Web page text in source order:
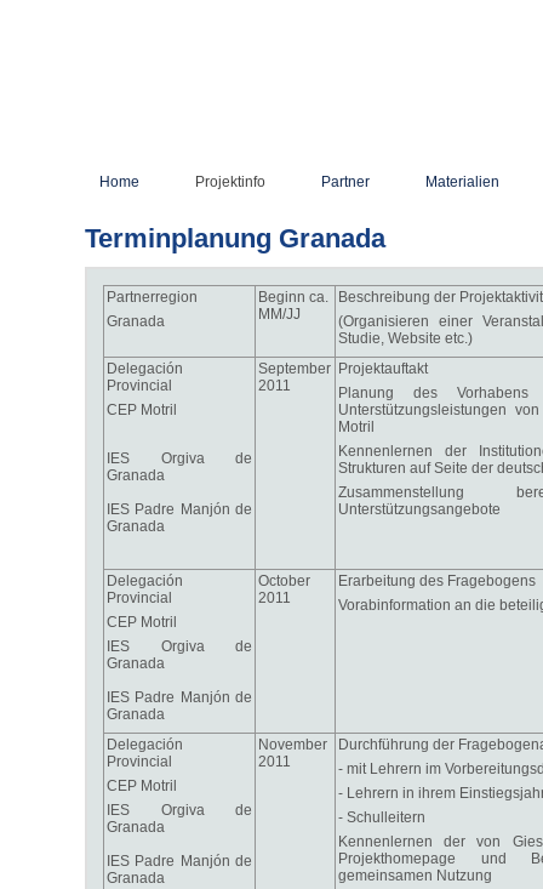
Home Projektinfo Partner Materialien
Terminplanung Granada
Partnerregion
Granada
Beginn ca.
MM/JJ
Beschreibung der
(Organisieren einer
Studie, Website etc.)
Delegación
Provincial
CEP Motril
IES Orgiva de
Granada
IES Padre Manjón de
Granada
September
2011
Projektauftakt
Planung des
Unterstützungsleistungen
Motril
Kennenlernen der
Strukturen auf Seite der
Zusammenstellung
Unterstützungsangebote
Delegación
Provincial
CEP Motril
IES Orgiva de
Granada
IES Padre Manjón de
Granada
October
2011
Erarbeitung des Fragebogens
Vorabinformation an die
Delegación
Provincial
CEP Motril
IES Orgiva de
Granada
IES Padre Manjón de
Granada
November
2011
Durchführung der
- mit Lehrern im
- Lehrern in ihrem
- Schulleitern
Kennenlernen der von
Projekthomepage und
gemeinsamen Nutzung